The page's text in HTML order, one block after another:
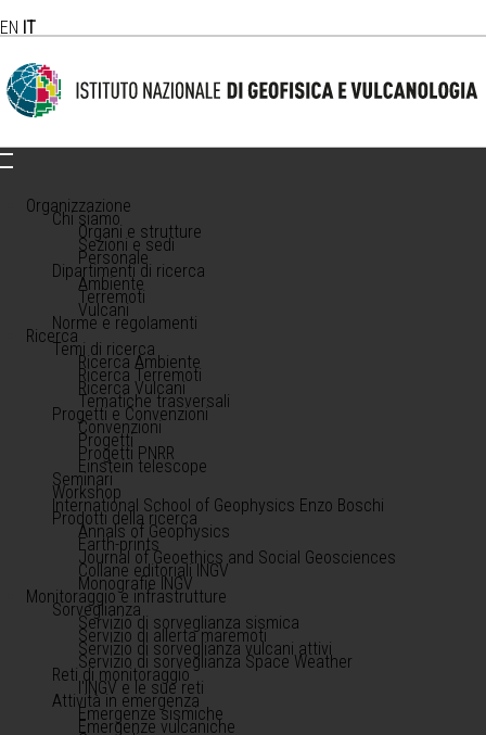
EN IT
Organizzazione
Chi siamo
Organi e strutture
Sezioni e sedi
Personale
Dipartimenti di ricerca
Ambiente
Terremoti
Vulcani
Norme e regolamenti
Ricerca
Temi di ricerca
Ricerca Ambiente
Ricerca Terremoti
Ricerca Vulcani
Tematiche trasversali
Progetti e Convenzioni
Convenzioni
Progetti
Progetti PNRR
Einstein telescope
Seminari
Workshop
International School of Geophysics Enzo Boschi
Prodotti della ricerca
Annals of Geophysics
Earth-prints
Journal of Geoethics and Social Geosciences
Collane editoriali INGV
Monografie INGV
Monitoraggio e infrastrutture
Sorveglianza
Servizio di sorveglianza sismica
Servizio di allerta maremoti
Servizio di sorveglianza vulcani attivi
Servizio di sorveglianza Space Weather
Reti di monitoraggio
l'INGV e le sue reti
Attività in emergenza
Emergenze sismiche
Emergenze vulcaniche